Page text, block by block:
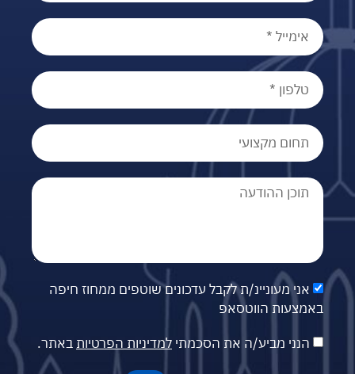
אני מעוניינ/ת לקבל עדכונים שוטפים ממחוז חיפה
באמצעות הווטסאפ
הנני מביע/ה את הסכמתי למדיניות הפרטיות באתר.